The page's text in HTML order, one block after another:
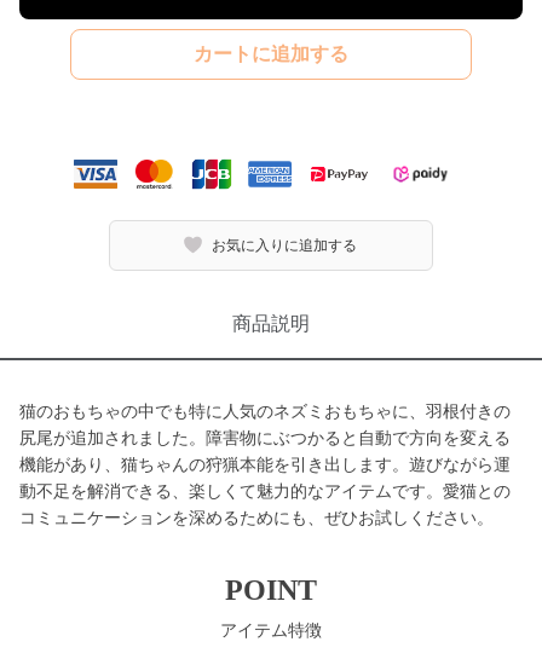
カートに追加する
お気に入りに追加する
商品説明
猫のおもちゃの中でも特に人気のネズミおもちゃに、羽根付きの
尻尾が追加されました。障害物にぶつかると自動で方向を変える
機能があり、猫ちゃんの狩猟本能を引き出します。遊びながら運
動不足を解消できる、楽しくて魅力的なアイテムです。愛猫との
コミュニケーションを深めるためにも、ぜひお試しください。
POINT
アイテム特徴